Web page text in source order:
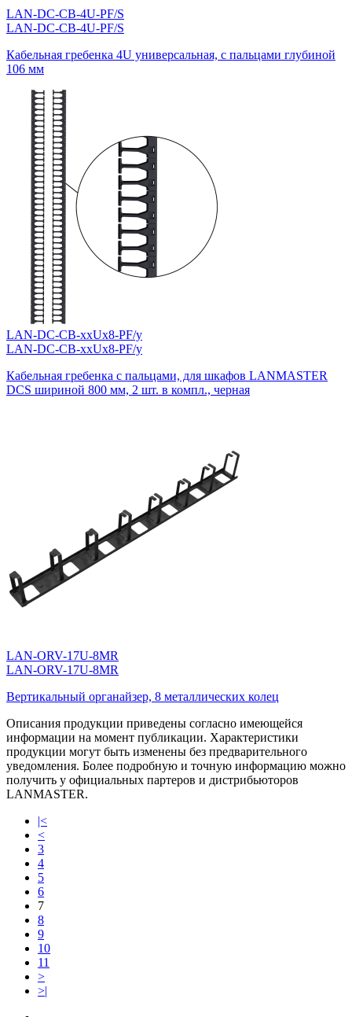
LAN-DC-CB-4U-PF/S
LAN-DC-CB-4U-PF/S
Кабельная гребенка 4U универсальная, с пальцами глубиной
106 мм
LAN-DC-CB-xxUx8-PF/y
LAN-DC-CB-xxUx8-PF/y
Кабельная гребенка с пальцами, для шкафов LANMASTER
DCS шириной 800 мм, 2 шт. в компл., черная
LAN-ORV-17U-8MR
LAN-ORV-17U-8MR
Вертикальный органайзер, 8 металлических колец
Описания продукции приведены согласно имеющейся
информации на момент публикации. Характеристики
продукции могут быть изменены без предварительного
уведомления. Более подробную и точную информацию можно
получить у официальных партеров и дистрибьюторов
LANMASTER.
|<
<
3
4
5
6
7
8
9
10
11
>
>|